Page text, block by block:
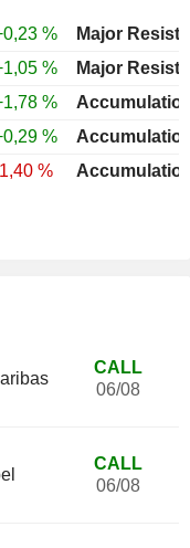
%
%
%
%
%
CALL
06/08
CALL
06/08